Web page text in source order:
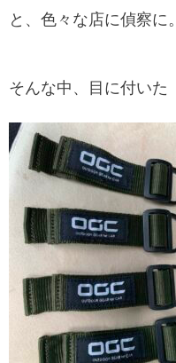
と、色々な店に偵察に。
そんな中、目に付いた